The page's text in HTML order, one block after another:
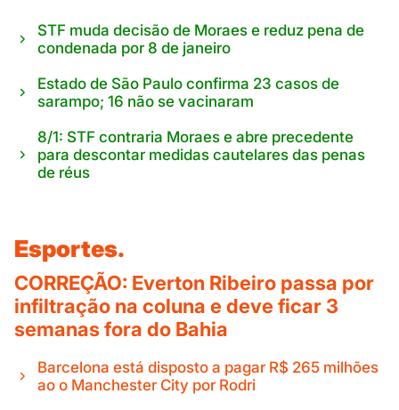
STF muda decisão de Moraes e reduz pena de
condenada por 8 de janeiro
Estado de São Paulo confirma 23 casos de
sarampo; 16 não se vacinaram
8/1: STF contraria Moraes e abre precedente
para descontar medidas cautelares das penas
de réus
Esportes.
CORREÇÃO: Everton Ribeiro passa por
infiltração na coluna e deve ficar 3
semanas fora do Bahia
Barcelona está disposto a pagar R$ 265 milhões
ao o Manchester City por Rodri